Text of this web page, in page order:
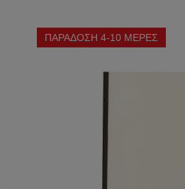
ΠΑΡΑΔΟΣΗ 4-10 ΜΕΡΕΣ